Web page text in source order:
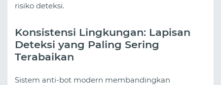
risiko deteksi.
Konsistensi Lingkungan: Lapisan
Deteksi yang Paling Sering
Terabaikan
Sistem anti-bot modern membandingkan